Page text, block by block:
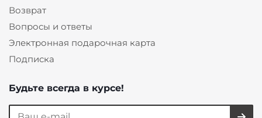
Возврат
Вопросы и ответы
Электронная подарочная карта
Подписка
Будьте всегда в курсе!